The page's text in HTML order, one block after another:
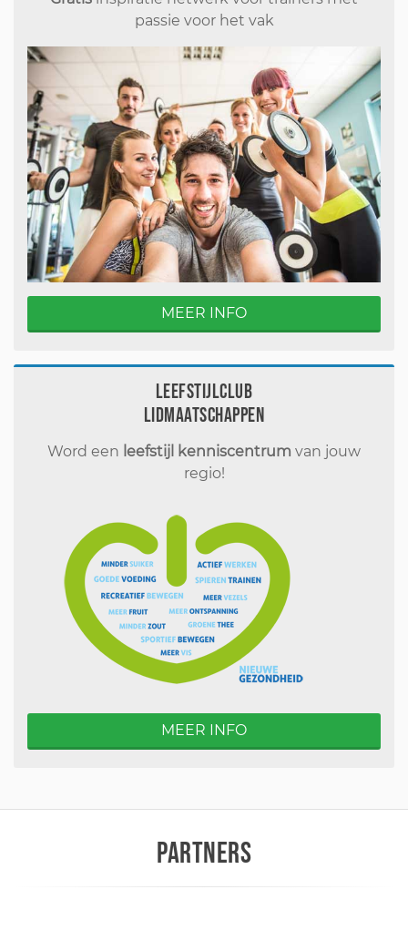
passie voor het vak
MEER INFO
Leefstijlclub
Lidmaatschappen
Word een leefstijl kenniscentrum van jouw
regio!
MEER INFO
PARTNERS